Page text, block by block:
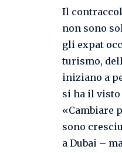
Il
non sono
gli expat
turismo,
iniziano a
si ha il visto
«Cambiare
sono
a Dubai –